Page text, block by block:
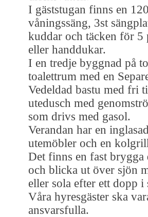
I gäststugan finns en
våningssäng, 3st
kuddar och täcken för 5
eller handdukar.
I en tredje byggnad på
toalettrum med en
Vedeldad bastu med fri
utedusch med
som drivs med gasol.
Verandan har en
utemöbler och en
Det finns en fast brygga
och blicka ut över sjön
eller sola efter ett dopp i
Våra hyresgäster ska
ansvarsfulla.